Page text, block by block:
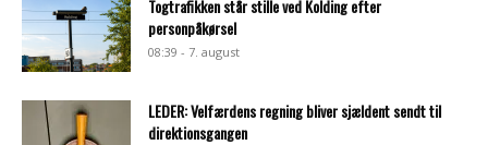
Togtrafikken står stille ved Kolding efter
personpåkørsel
08:39 - 7. august
LEDER: Velfærdens regning bliver sjældent sendt til
direktionsgangen